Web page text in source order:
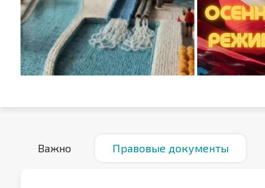
Важно Правовые документы